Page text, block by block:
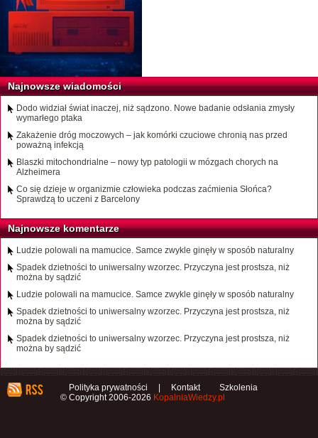
Najnowsze wiadomości
Dodo widział świat inaczej, niż sądzono. Nowe badanie odsłania zmysły
wymarłego ptaka
Zakażenie dróg moczowych – jak komórki czuciowe chronią nas przed
poważną infekcją
Blaszki mitochondrialne – nowy typ patologii w mózgach chorych na
Alzheimera
Co się dzieje w organizmie człowieka podczas zaćmienia Słońca?
Sprawdzą to uczeni z Barcelony
Najnowsze komentarze
Ludzie polowali na mamucice. Samce zwykle ginęły w sposób naturalny
Spadek dzietności to uniwersalny wzorzec. Przyczyna jest prostsza, niż
można by sądzić
Ludzie polowali na mamucice. Samce zwykle ginęły w sposób naturalny
Spadek dzietności to uniwersalny wzorzec. Przyczyna jest prostsza, niż
można by sądzić
Spadek dzietności to uniwersalny wzorzec. Przyczyna jest prostsza, niż
można by sądzić
Polityka prywatności | Kontakt
Szkolenia
© Copyright 2006-2026 KopalniaWiedzy.pl